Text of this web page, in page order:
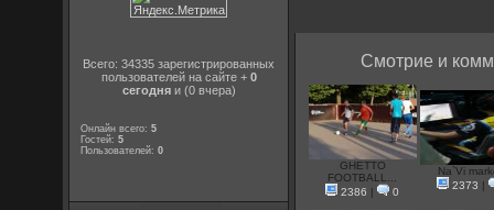
Всего: 34335 зарегистрированных
пользователей на сайте + 0
сегодняи (0 вчера)
Онлайн всего:5
Гостей:5
Пользователей:0
Смотрие и
GHETTO
FOOTBALL...
2386
| 0
Na`Vi
2373
|